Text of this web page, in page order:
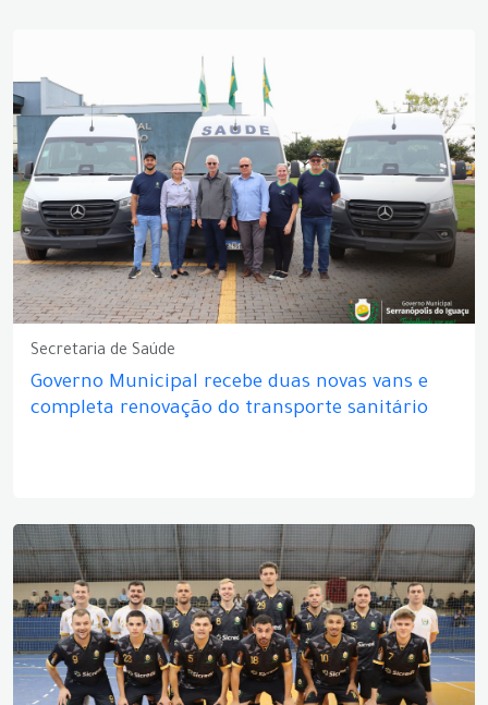
Secretaria de Saúde
Governo Municipal recebe duas novas vans e
completa renovação do transporte sanitário